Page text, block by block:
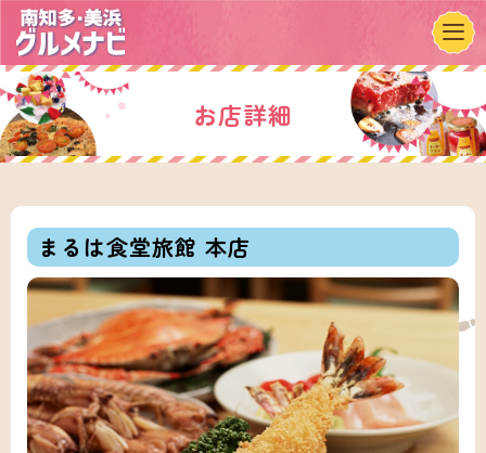
お店詳細
まるは食堂旅館 本店